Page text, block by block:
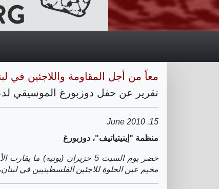
معاً من أجل المقاومة واللاجئين في
تقرير عن حفل دوزبورغ الموسيقي
15. June 2010
منظمة "إينيتياتيف"، دوزبورغ
حضر يوم السبت 5 حزيران
مخيم عين الحلوة للاجئين الفلسطينيين في